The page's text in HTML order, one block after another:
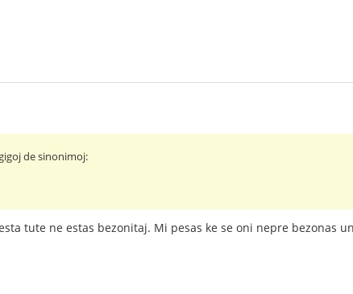
de sinonimoj:
tute ne estas bezonitaj. Mi pesas ke se oni nepre bezonas